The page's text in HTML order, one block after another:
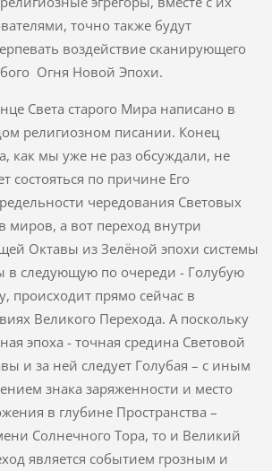
точно также будут
воздействие сканирующего
Огня Новой Эпохи.
Света старого Мира написано в
религиозном писании. Конец
как мы уже не раз обсуждали, не
состояться по причине Его
чередования Световых
миров, а вот переход внутри
Октавы из Зелёной эпохи системы
в следующую по очереди - Голубую
происходит прямо сейчас в
Великого Перехода. А поскольку
эпоха - точная средина Световой
и за ней следует Голубая – с иным
знака заряженности и место
в глубине Пространства –
Солнечного Тора, то и Великий
является событием грозным и